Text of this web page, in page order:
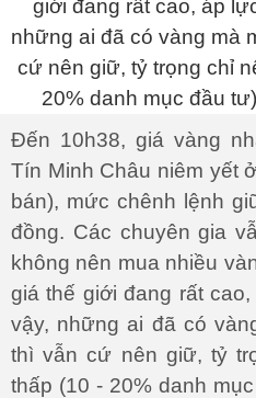
Đến 10h38, giá vàng
Tín Minh Châu niêm yết
bán), mức chênh lệnh
đồng. Các chuyên gia
không nên mua nhiều
giá thế giới đang rất
vậy, những ai đã có
thì vẫn cứ nên giữ, tỷ
thấp (10 - 20% danh